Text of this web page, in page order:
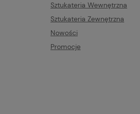
Sztukateria Wewnętrzna
Sztukateria Zewnętrzna
Nowości
Promocje